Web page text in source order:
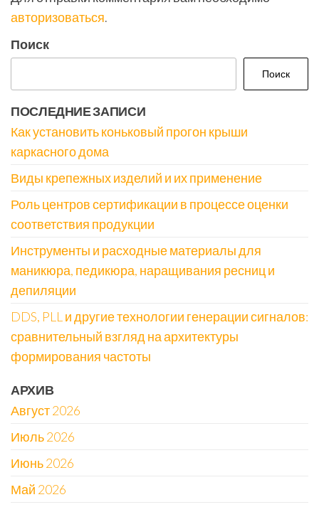
авторизоваться.
Поиск
Поиск
ПОСЛЕДНИЕ ЗАПИСИ
Как установить коньковый прогон крыши
каркасного дома
Виды крепежных изделий и их применение
Роль центров сертификации в процессе оценки
соответствия продукции
Инструменты и расходные материалы для
маникюра, педикюра, наращивания ресниц и
депиляции
DDS, PLL и другие технологии генерации сигналов:
сравнительный взгляд на архитектуры
формирования частоты
АРХИВ
Август 2026
Июль 2026
Июнь 2026
Май 2026